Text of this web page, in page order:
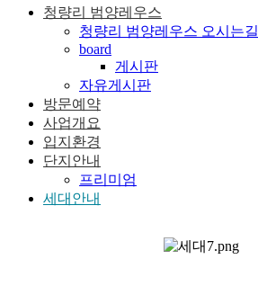
청량리 범양레우스
청량리 범양레우스 오시는길
board
게시판
자유게시판
방문예약
사업개요
입지환경
단지안내
프리미엄
세대안내